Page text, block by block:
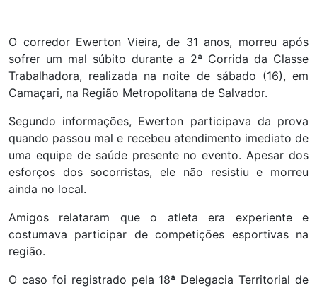
O corredor Ewerton Vieira, de 31 anos, morreu após
sofrer um mal súbito durante a 2ª Corrida da Classe
Trabalhadora, realizada na noite de sábado (16), em
Camaçari, na Região Metropolitana de Salvador.
Segundo informações, Ewerton participava da prova
quando passou mal e recebeu atendimento imediato de
uma equipe de saúde presente no evento. Apesar dos
esforços dos socorristas, ele não resistiu e morreu
ainda no local.
Amigos relataram que o atleta era experiente e
costumava participar de competições esportivas na
região.
O caso foi registrado pela 18ª Delegacia Territorial de